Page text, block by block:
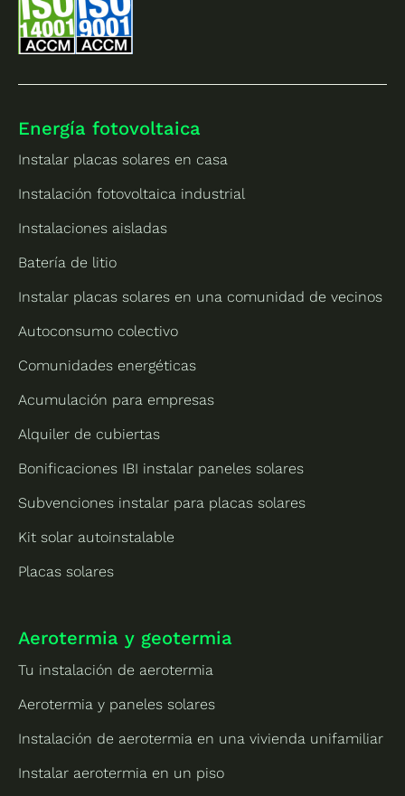
Energía fotovoltaica
Instalar placas solares en casa
Instalación fotovoltaica industrial
Instalaciones aisladas
Batería de litio
Instalar placas solares en una comunidad de vecinos
Autoconsumo colectivo
Comunidades energéticas
Acumulación para empresas
Alquiler de cubiertas
Bonificaciones IBI instalar paneles solares
Subvenciones instalar para placas solares
Kit solar autoinstalable
Placas solares
Aerotermia y geotermia
Tu instalación de aerotermia
Aerotermia y paneles solares
Instalación de aerotermia en una vivienda unifamiliar
Instalar aerotermia en un piso